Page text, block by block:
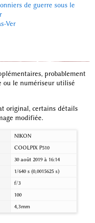
de guerre sous le
Ver
probablement
ou le numériseur utilisé
original, certains détails
modifiée.
NIKON
COOLPIX P510
30 août 2019 à 16:14
1/640 s (0,0015625 s)
f/3
100
4,3 mm